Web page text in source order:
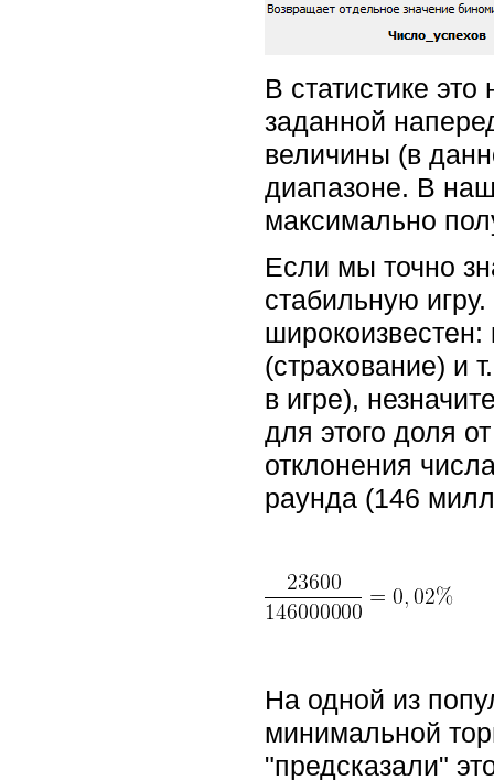
В статистике
заданной
величины (в
диапазоне. В
максимально
Если мы точно
стабильную
широкоизвестен:
(страхование) и
в игре),
для этого доля
отклонения
раунда (146
На одной из
минимальной
"предсказали"